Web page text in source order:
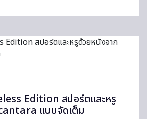
Edition สปอร์ตและหรู
แบบจัดเต็ม